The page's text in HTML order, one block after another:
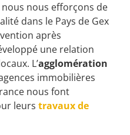
nous nous efforçons de
dans le Pays de Gex
après
une relation
L’agglomération
immobilières
nous font
leurs travaux de